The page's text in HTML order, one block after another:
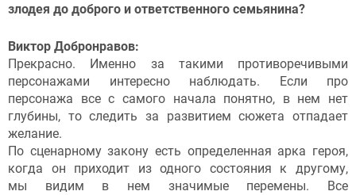
злодея до доброго и ответственного семьянина?
Виктор Добронравов:
Прекрасно. Именно за такими противоречивыми
персонажами интересно наблюдать. Если про
персонажа все с самого начала понятно, в нем нет
глубины, то следить за развитием сюжета отпадает
желание.
По сценарному закону есть определенная арка героя,
когда он приходит из одного состояния к другому,
мы видим в нем значимые перемены. Все